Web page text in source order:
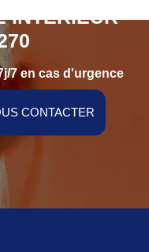
INTÉRIEUR
7 en cas d'urgence
CONTACTER